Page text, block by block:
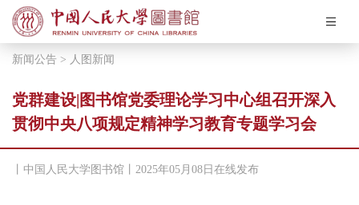
悦读人图
新闻公告 > 人图新闻
党群建设|图书馆党委理论学习中心组召开深入
贯彻中央八项规定精神学习教育专题学习会
丨中国人民大学图书馆丨2025年05月08日在线发布